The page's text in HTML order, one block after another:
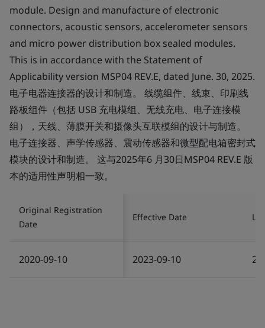
module. Design and manufacture of electronic
connectors, acoustic sensors, accelerometer sensors
and micro power distribution box sealed modules.
This is in accordance with the Statement of
Applicability version MSP04 REV.E, dated June. 30, 2025.
电子电器连接器的设计和制造。 线缆组件、线束、印刷线
路板组件（包括 USB 充电模组、无线充电、电子连接模
组），天线、薄膜开关和摄像头互联模组的设计与制造。
电子连接器、声学传感器、震动传感器和微型配电箱密封式
模块的设计和制造。 这与2025年6 月30日MSP04 REV.E 版
本的适用性声明相一致。
Original Registration
Date
Effective Date
2020-09-10 2023-09-10